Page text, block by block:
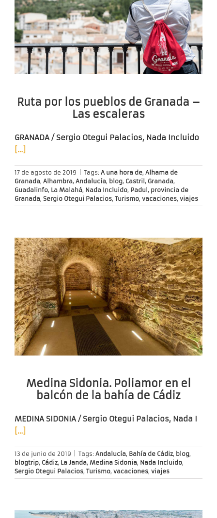
Ruta por los pueblos de Granada –
Las escaleras
GRANADA / Sergio Otegui Palacios, Nada Incluido
[…]
17 de agosto de 2019 Tags: A una hora de, Alhama de
Granada, Alhambra, Andalucía, blog, Castril , Granada,
Guadalinfo, La Malahá, Nada Incluido, Padul , provincia de
Granada, Sergio Otegui Palacios, Turismo, vacaciones, viajes
Medina Sidonia. Poliamor en el
balcón de la bahía de Cádiz
MEDINA SIDONIA / Sergio Otegui Palacios, Nada I
[…]
13 de junio de 2019 Tags: Andalucía, Bahía de Cádiz, blog,
blogtrip, Cádiz, La Janda, Medina Sidonia, Nada Incluido,
Sergio Otegui Palacios, Turismo, vacaciones, viajes